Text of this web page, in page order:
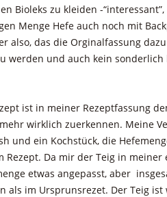
Bioleks zu kleiden -
Menge Hefe auch noch mit
also, das die Orginalfassung
werden und auch kein sonderlich
ist in meiner Rezeptfassung
wirklich zuerkennen. Meine
und ein Kochstück, die
Da mir der Teig in meiner
etwas angepasst, aber
als im Ursprunsrezet. Der Teig ist